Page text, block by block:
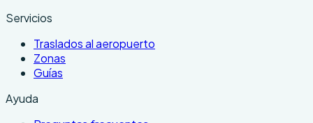
Servicios
Traslados al aeropuerto
Zonas
Guías
Ayuda